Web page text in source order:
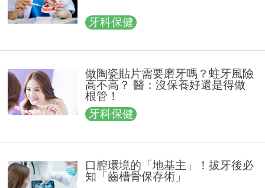
牙科保健
做陶瓷貼片需要磨牙嗎？蛀牙風險
高不高？ 醫：沒保養好還是得做
根管！
牙科保健
口腔環境的「地基主」！拔牙後必
知「齒槽骨保存術」